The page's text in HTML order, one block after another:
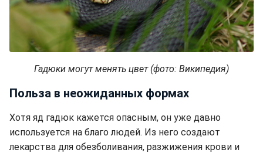
Гадюки могут менять цвет (фото: Википедия)
Польза в неожиданных формах
Хотя яд гадюк кажется опасным, он уже давно
используется на благо людей. Из него создают
лекарства для обезболивания, разжижения крови и